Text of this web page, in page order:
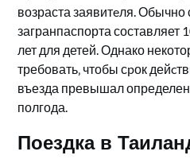
возраста заявитeля.​ Обычно
загранпаспорта составляет
лет для детей.​ Однако
требовать‚ чтобы сpок
въезда превышал
полгода.​
Поездка в